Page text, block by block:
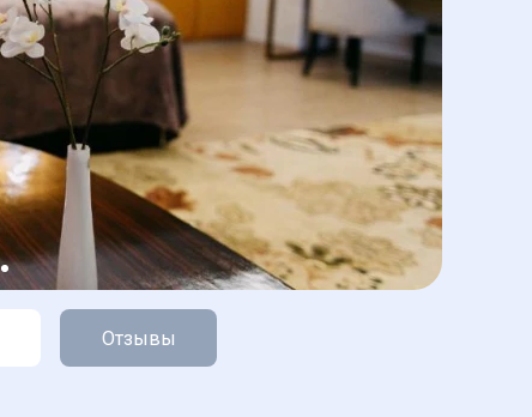
Отзывы